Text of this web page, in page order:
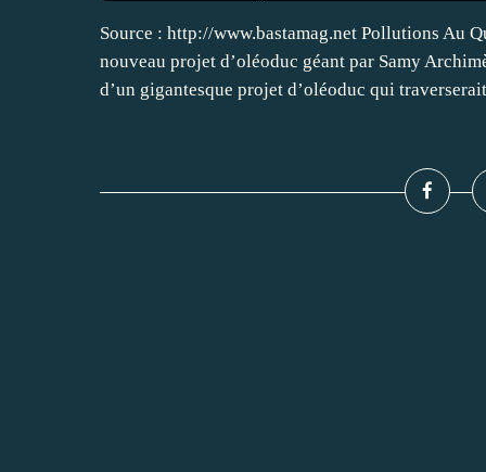
Source : http://www.bastamag.net Pollutions Au
nouveau projet d’oléoduc géant par Samy
d’un gigantesque projet d’oléoduc qui